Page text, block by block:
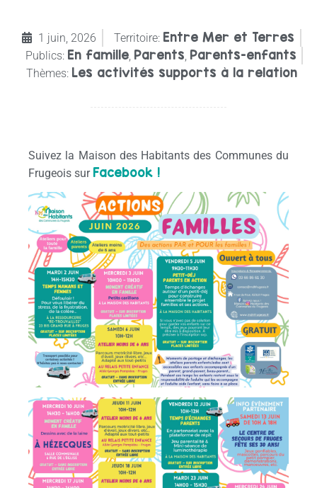
1 juin, 2026 Territoire: Entre Mer et Terres
Publics: En famille, Parents Parents-enfants
Thèmes: Les activités supports à la relation
Suivez la Maison des Habitants des Communes du
Frugeois sur Facebook !